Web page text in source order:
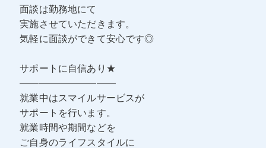
面談は勤務地にて
実施させていただきます。
気軽に面談ができて安心です◎
サポートに自信あり★
――――――――――
就業中はスマイルサービスが
サポートを行います。
就業時間や期間などを
ご自身のライフスタイルに